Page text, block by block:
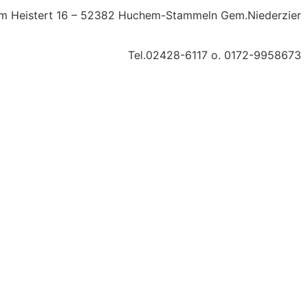
Heistert 16 – 52382 Huchem-Stammeln Gem.Niederzier
Tel.02428-6117 o. 0172-9958673